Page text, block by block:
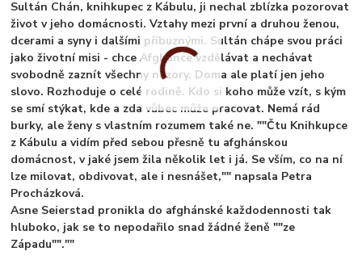
Sultán Chán, knihkupec z Kábulu, ji nechal zblízka pozorovat
život v jeho domácnosti. Vztahy mezi první a druhou ženou,
dcerami a syny i dalšími příbuznými. Sultán chápe svou práci
jako životní misi - chce Afghánce vzdělávat a nechávat
svobodně zaznít všechny názory. Doma ale platí jen jeho
slovo. Rozhoduje o celé rodině. Kdo si koho může vzít, s kým
se smí stýkat, kde a zda vůbec může pracovat. Nemá rád
burky, ale ženy s vlastním rozumem také ne. ""Čtu Knihkupce
z Kábulu a vidím před sebou přesně tu afghánskou
domácnost, v jaké jsem žila několik let i já. Se vším, co na ní
lze milovat, obdivovat, ale i nesnášet,"" napsala Petra
Procházková.
Asne Seierstad pronikla do afghánské každodennosti tak
hluboko, jak se to nepodařilo snad žádné ženě ""ze
Západu"".""